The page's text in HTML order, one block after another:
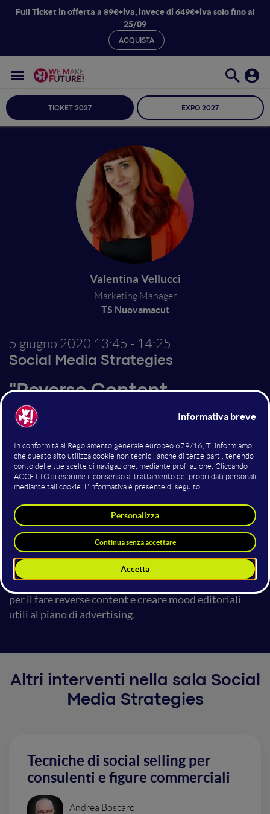
Full Ticket in offerta a 89€+iva,invece di 649€+ivasolo fino al
25/09
ACQUISTA
TICKET 2027 EXPO 2027
Valentina Vellucci
Marketing Manager
TS Nuovamacut
5 giugno 2020 13:45 - 14:25
Social Media Strategies
"Reverse Content
Marketing per i social". Puoi
smettere col PED, se sai
come farlo
I social network non hanno perso la loro natura
aggregativa e relazionale. Semplicemente l’hanno
dovuta convertire alla performance. Chi si occupa di
content marketing per il digital marketing, ancora una
volta, deve evolversi verso un nuovo tipo di content
marketing, che non parte più dal concetto di relazione
ma dal concetto di performance. Come si scrive per la
social performance? Leve, strumenti ed esercizi pratici
per il fare reverse content e creare mood editoriali
utili al piano di advertising.
Altri interventi nella sala Social
Media Strategies
Tecniche di social selling per
consulenti e figure commerciali
Andrea Boscaro